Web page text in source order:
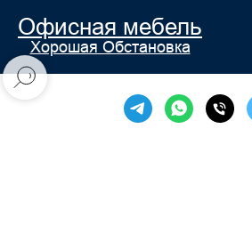
Офисная мебель
Хорошая Обстановка